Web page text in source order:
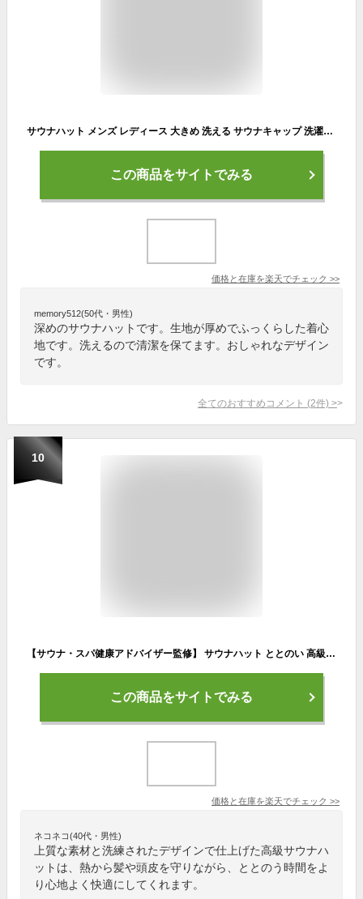
サウナハット メンズ レディース 大きめ 洗える サウナキャップ 洗濯可 深め 深い サウナ かわいい おしゃれ サウナ帽子 サウナハットタオル タオルサウナハット チューリップ さうなぼうし さうなはっと タオルハット サウナ帽 サウナハットタオル
この商品をサイトでみる
価格と在庫を楽天でチェック >>
memory512(50代・男性)
深めのサウナハットです。生地が厚めでふっくらした着心
地です。洗えるので清潔を保てます。おしゃれなデザイン
です。
全てのおすすめコメント (2件) >
10
【サウナ・スパ健康アドバイザー監修】 サウナハット ととのい 高級 おしゃれ サウナ タオル ハット 帽子 防水 サウナキャップ 温泉メンズ レディース 二重構造 熱 遮断 安心 安全 大人のサウナ部 おとなのさうなぶ OTONANOSAUNABU
この商品をサイトでみる
価格と在庫を楽天でチェック >>
ネコネコ(40代・男性)
上質な素材と洗練されたデザインで仕上げた高級サウナハ
ットは、熱から髪や頭皮を守りながら、ととのう時間をよ
り心地よく快適にしてくれます。